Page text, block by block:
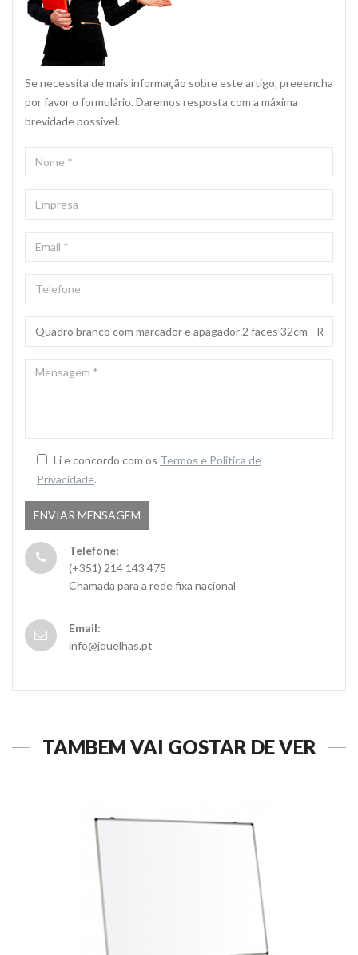
Se necessita de mais informação sobre este artigo, preeencha
por favor o formulário. Daremos resposta com a máxima
brevidade possivel.
Li e concordo com os Termos e Politica de
Privacidade.
Telefone:
(+351) 214 143 475
Chamada para a rede fixa nacional
Email:
info@jquelhas.pt
TAMBÉM VAI GOSTAR DE VER